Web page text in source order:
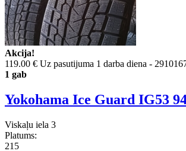
Akcija!
119.00 € Uz pasutijuma 1 darba diena -
1 gab
Yokohama Ice Guard IG53
Viskaļu iela 3
Platums:
215